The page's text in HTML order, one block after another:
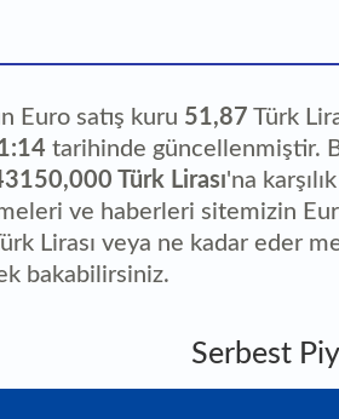
Euro satış kuru 51,87 Türk
tarihinde güncellenmiştir.
Türk Lirası'na
ve haberleri sitemizin
Lirası veya ne kadar eder
bakabilirsiniz.
Serbest